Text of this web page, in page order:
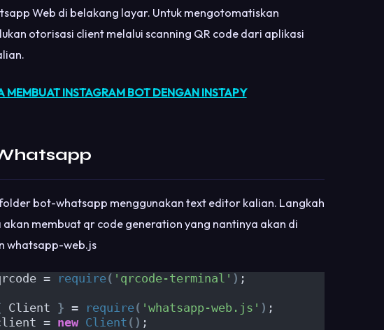
Web di belakang layar. Untuk mengotomatiskan
otorisasi client melalui scanning QR code dari aplikasi
MEMBUAT INSTAGRAM BOT DENGAN INSTAPY
bot-whatsapp menggunakan text editor kalian. Langkah
membuat qr code generation yang nantinya akan di
whatsapp-web.js
= require( 'qrcode-terminal' ) ;
Client } = require( 'whatsapp-web.js' ) ;
= new Client () ;